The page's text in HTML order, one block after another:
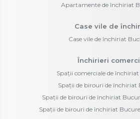
Apartamente de închiriat
Case vile de
Case vile de închiriat
Închirieri
Spații comerciale de
Spații de birouri de închiriat
Spații de birouri de închiriat
Spații de birouri de închiriat